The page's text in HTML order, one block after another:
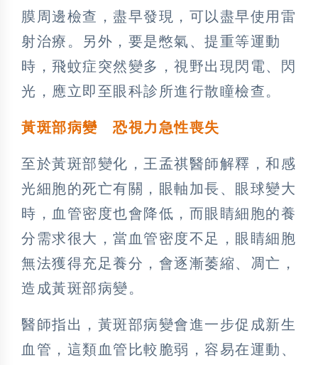
膜周邊檢查，盡早發現，可以盡早使用雷
射治療。另外，要是憋氣、提重等運動
時，飛蚊症突然變多，視野出現閃電、閃
光，應立即至眼科診所進行散瞳檢查。
黃斑部病變 恐視力急性喪失
至於黃斑部變化，王孟祺醫師解釋，和感
光細胞的死亡有關，眼軸加長、眼球變大
時，血管密度也會降低，而眼睛細胞的養
分需求很大，當血管密度不足，眼睛細胞
無法獲得充足養分，會逐漸萎縮、凋亡，
造成黃斑部病變。
醫師指出，黃斑部病變會進一步促成新生
血管，這類血管比較脆弱，容易在運動、